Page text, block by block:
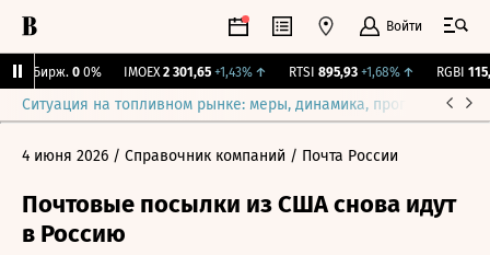
Войти
Бирж. 0 0% IMOEX 2 301,65 +1,43%↑ RTSI 895,93 +1,68%↑ RGBI
Ситуация на топливном рынке: меры, динамика, прогнозы
4 июня 2026 / Справочник компаний / Почта России
Почтовые посылки из США снова идут
в Россию